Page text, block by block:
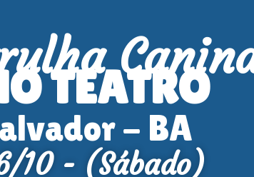
TEATRO
- BA
10 - (Sábado)